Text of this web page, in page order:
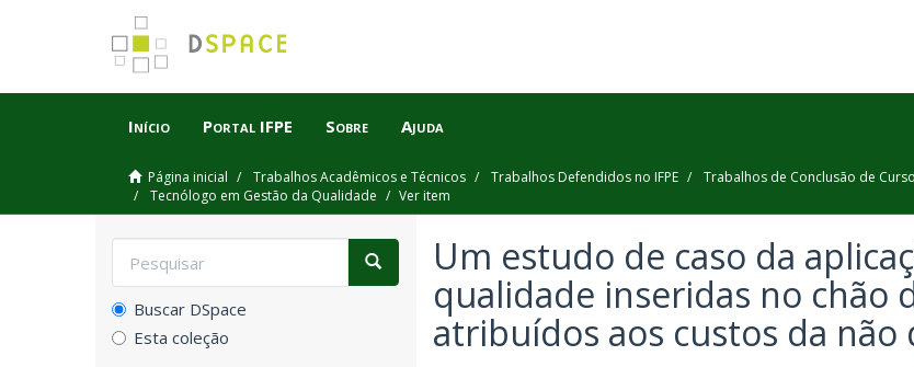
Início Portal IFPE Sobre Ajuda
Página inicial Trabalhos Acadêmicos e Técnicos Trabalhos Defendidos no IFPE Trabalhos de Conclusão de
Tecnólogo em Gestão da Qualidade
Ver item
Buscar DSpace
Esta coleção
Um estudo de caso da
qualidade inseridas no chão
atribuídos aos custos da não